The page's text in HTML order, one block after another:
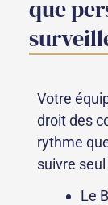
que
Votre
droit des
rythme
suivre seul
Le